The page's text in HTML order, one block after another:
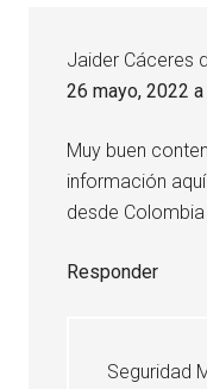
Jaider Cáceres
26 mayo, 2022
Muy buen
información
desde Colombia
Responder
Seguridad